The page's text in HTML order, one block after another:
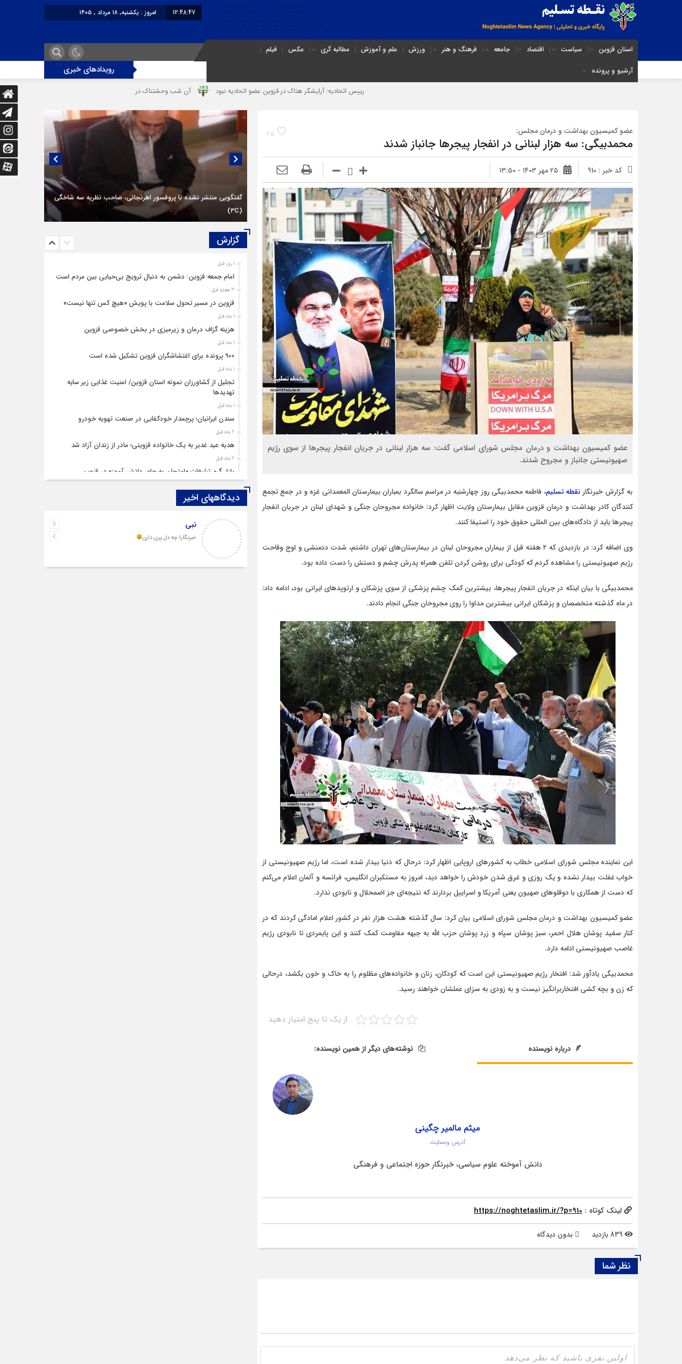
12:48:47
امروز : یکشنبه, ۱۸ مرداد , ۱۴۰۵
استان قزوین سیاست اقتصاد جامعه فرهنگ و هنر ورزش علم و آموزش مطالبه گری عکس
فیلم
آرشیو و پرونده
رویدادهای خبری
رییس اتحادیه: آرایشگر هتاک در قزوین عضو اتحادیه نبود آن شب وحشتناک در خانه «عصمت» از دندانپزشک قاتل تا قاتل‌ شدن رستوران‌‌دار
35 عضو کمیسیون بهداشت و درمان مجلس:
محمدبیگی: سه هزار لبنانی در انفجار پیجرها جانباز شدند
کد خبر : 910 ۲۵ مهر ۱۴۰۳ - ۱۳:۵۰
عضو کمیسیون بهداشت و درمان مجلس شورای اسلامی گفت: سه هزار لبنانی در جریان انفجار پیجرها از سوی رژیم
صهیونیستی جانباز و مجروح شدند.
به گزارش خبرنگار نقطه تسلیم، فاطمه محمدبیگی روز چهارشنبه در مراسم سالگرد بمباران بیمارستان المعمدانی غزه و در جمع تجمع
کنندگان کادر بهداشت و درمان قزوین مقابل بیمارستان ولایت اظهار کرد: خانواده مجروحان جنگی و شهدای لبنان در جریان انفجار
پیجرها باید از دادگاه‌های بین المللی حقوق خود را استیفا کنند.
وی اضافه کرد: در بازدیدی که ۲ هفته قبل از بیماران مجروحان لبنان در بیمارستان‌های تهران داشتم، شدت ددمنشی و اوج وقاحت
رژیم صهیونیستی را مشاهده کردم که کودکی برای روشن کردن تلفن همراه پدرش چشم و دستش را دست داده بود.
محمدبیگی با بیان اینکه در جریان انفجار پیجرها، بیشترین کمک چشم پزشکی از سوی پزشکان و ارتوپدهای ایرانی بود، ادامه داد:
در ماه گذشته متخصصان و پزشکان ایرانی بیشترین مداوا را روی مجروحان جنگی انجام دادند.
این نماینده مجلس شورای اسلامی خطاب به کشورهای اروپایی اظهار کرد: درحال که دنیا بیدار شده است، اما رژیم صهیونیستی از
خواب غفلت بیدار نشده و یک روزی و غرق شدن خودش را خواهد دید، امروز به مستکبران انگلیس، فرانسه و آلمان اعلام می‌کنم
که دست از همکاری با دوقلوهای صهیون یعنی آمریکا و اسراییل بردارند که نتیجه‌ای جز اضمحلال و نابودی ندارد.
عضو کمیسیون بهداشت و درمان مجلس شورای اسلامی بیان کرد: سال گذشته هشت هزار نفر در کشور اعلام امادگی کردند که در
کنار سفید پوشان هلال احمر، سبز پوشان سپاه و زرد پوشان حزب الله به جبهه مقاومت کمک کنند و این پایمردی تا نابودی رژیم
غاصب صهیونیستی ادامه دارد.
محمدبیگی یادآور شد: افتخار رژیم صهیونیستی این است که کودکان، زنان و خانواده‌های مظلوم را به خاک و خون بکشد، درحالی
که زن و بچه کشی افتخاربرانگیز نیست و به زودی به سزای عملشان خواهند رسید.
از یک تا پنج امتیاز دهید
درباره نویسنده نوشته‌های دیگر از همین نویسنده:
میثم مالمیر چگینی
آدرس وبسایت
دانش آموخته علوم سیاسی، خبرنگار حوزه اجتماعی و فرهنگی
لینک کوتاه : https://noghtetaslim.ir/?p=910
بدون دیدگاه
نظر شما
گفتگویی منتشر نشده با پروفسور اهرنجانی، صاحب نظریه سه‌ شاخگی
(۳C)
گزارش‌
1 روز قبل
امام جمعه قزوین: دشمن به دنبال ترویج بی‌حیایی بین مردم است
3 هفته قبل
قزوین در مسیر تحول سلامت با پویش «هیچ‌ کس تنها نیست»
1 ماه قبل
هزینه‌ گزاف درمان و زیرمیزی در بخش خصوصی قزوین
1 ماه قبل
۹۰۰ پرونده برای اغتشاشگران قزوین تشکیل شده است
1 ماه قبل
تجلیل از کشاورزان نمونه استان قزوین/ امنیت غذایی زیر سایه
تهدیدها
1 ماه قبل
سندن ایرانیان؛ پرچمدار خودکفایی در صنعت تهویه خودرو
2 ماه قبل
هدیه عید غدیر به یک خانواده قزوینی؛ مادر از زندان آزاد شد
2 ماه قبل
بازار گرم تبلیغات «امتحان به جای دانش‌ آموز» در قزوین
قزوین ۱۴۰۴، گام‌هایی در سایه چالش‌ها
چهارشنبه‌ سوری بی‌غوغا
مردم قزوین زیر آوار گرانی مسکن
دیدگاههای اخیر
نبی
خبرنگارا چه دل پری دارن
از قاتل ندارد با این فرق که قاتل همسر و فرزند خود
را فدای هوی
عبداله
عنوانhttps://s.w.org/images/core/emoji/17.0.2/svg/1f447.svg
اندر حکایت قتل مادر و دختر قزو